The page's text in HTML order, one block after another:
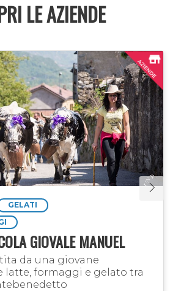
LE AZIENDE
GELATI
GIOVALE MANUEL
da una giovane
latte, formaggi e gelato tra